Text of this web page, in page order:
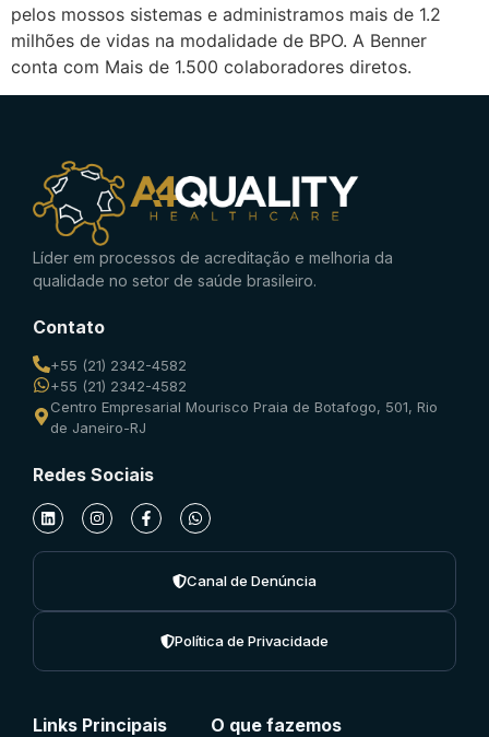
pelos mossos sistemas e administramos mais de 1.2
milhões de vidas na modalidade de BPO. A Benner
conta com Mais de 1.500 colaboradores diretos.
Líder em processos de acreditação e melhoria da
qualidade no setor de saúde brasileiro.
Contato
+55 (21) 2342-4582
+55 (21) 2342-4582
Centro Empresarial Mourisco Praia de Botafogo, 501, Rio
de Janeiro-RJ
Redes Sociais
Canal de Denúncia
Política de Privacidade
Links Principais O que fazemos